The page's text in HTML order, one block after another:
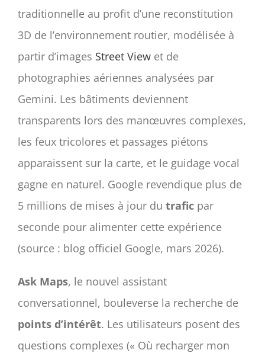
traditionnelle au profit d’une reconstitution
3D de l’environnement routier, modélisée à
partir d’images Street View et de
photographies aériennes analysées par
Gemini. Les bâtiments deviennent
transparents lors des manœuvres complexes,
les feux tricolores et passages piétons
apparaissent sur la carte, et le guidage vocal
gagne en naturel. Google revendique plus de
5 millions de mises à jour du trafic par
seconde pour alimenter cette expérience
(source : blog officiel Google, mars 2026).
Ask Maps, le nouvel assistant
conversationnel, bouleverse la recherche de
points d’intérêt. Les utilisateurs posent des
questions complexes (« Où recharger mon